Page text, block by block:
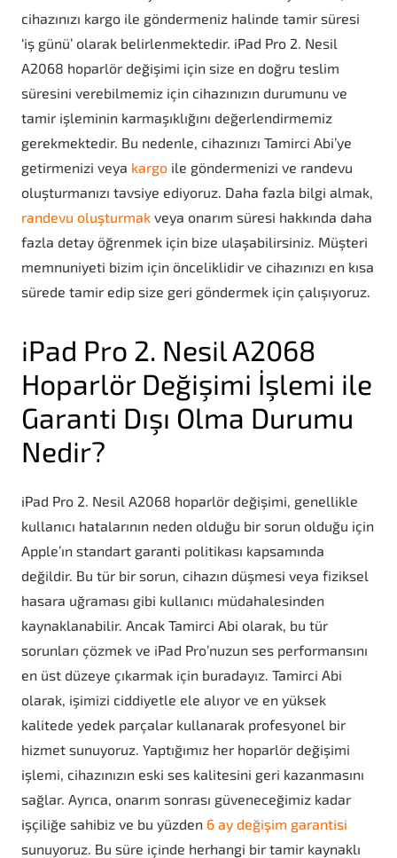
cihazınızı kargo ile göndermeniz halinde tamir süresi
‘iş günü’ olarak belirlenmektedir. iPad Pro 2. Nesil
A2068 hoparlör değişimi için size en doğru teslim
süresini verebilmemiz için cihazınızın durumunu ve
tamir işleminin karmaşıklığını değerlendirmemiz
gerekmektedir. Bu nedenle, cihazınızı Tamirci Abi’ye
getirmenizi veya kargo ile göndermenizi ve randevu
oluşturmanızı tavsiye ediyoruz. Daha fazla bilgi almak,
randevu oluşturmak veya onarım süresi hakkında daha
fazla detay öğrenmek için bize ulaşabilirsiniz . Müşteri
memnuniyeti bizim için önceliklidir ve cihazınızı en kısa
sürede tamir edip size geri göndermek için çalışıyoruz.
iPad Pro 2. Nesil A2068
Hoparlör Değişimi İşlemi ile
Garanti Dışı Olma Durumu
Nedir?
iPad Pro 2. Nesil A2068 hoparlör değişimi, genellikle
kullanıcı hatalarının neden olduğu bir sorun olduğu için
Apple’ın standart garanti politikası kapsamında
değildir. Bu tür bir sorun, cihazın düşmesi veya fiziksel
hasara uğraması gibi kullanıcı müdahalesinden
kaynaklanabilir. Ancak Tamirci Abi olarak, bu tür
sorunları çözmek ve iPad Pro’nuzun ses performansını
en üst düzeye çıkarmak için buradayız. Tamirci Abi
olarak, işimizi ciddiyetle ele alıyor ve en yüksek
kalitede yedek parçalar kullanarak profesyonel bir
hizmet sunuyoruz. Yaptığımız her hoparlör değişimi
işlemi, cihazınızın eski ses kalitesini geri kazanmasını
sağlar. Ayrıca, onarım sonrası güveneceğimiz kadar
işçiliğe sahibiz ve bu yüzden 6 ay değişim garantisi
sunuyoruz. Bu süre içinde herhangi bir tamir kaynaklı